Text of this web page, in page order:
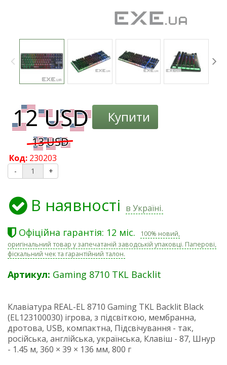
Купити
Код: 230203
- +
В наявності в Україні.
Офіційна гарантія: 12 міс.
100% новий,
оригінальний товар у запечатаній заводській упаковці. Паперові,
фіскальний чек та гарантійний талон.
Артикул: Gaming 8710 TKL Backlit
Клавіатура REAL-EL 8710 Gaming TKL Backlit Black
(EL123100030) ігрова, з підсвіткою, мембранна,
дротова, USB, компактна, Підсвічування - так,
російська, англійська, українська, Клавіш - 87, Шнур
- 1.45 м, 360 × 39 × 136 мм, 800 г